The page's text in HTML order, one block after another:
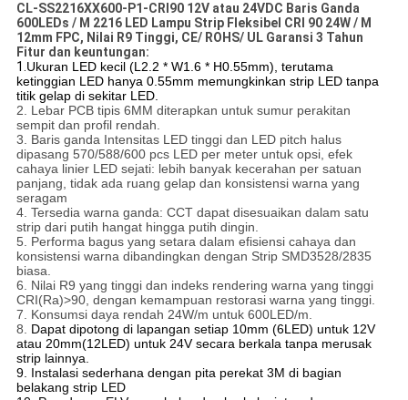
CL-SS2216XX600-P1-CRI90 12V atau 24VDC Baris Ganda
600LEDs / M 2216 LED Lampu Strip Fleksibel CRI 90 24W / M
12mm FPC, Nilai R9 Tinggi, CE/ ROHS/ UL Garansi 3 Tahun
Fitur dan keuntungan:
1.Ukuran LED kecil (L2.2 * W1.6 * H0.55mm), terutama
ketinggian LED hanya 0.55mm memungkinkan strip LED tanpa
titik gelap di sekitar LED.
2. Lebar PCB tipis 6MM diterapkan untuk sumur perakitan
sempit dan profil rendah.
3. Baris ganda Intensitas LED tinggi dan LED pitch halus
dipasang 570/588/600 pcs LED per meter untuk opsi, efek
cahaya linier LED sejati: lebih banyak kecerahan per satuan
panjang, tidak ada ruang gelap dan konsistensi warna yang
seragam
4. Tersedia warna ganda: CCT dapat disesuaikan dalam satu
strip dari putih hangat hingga putih dingin.
5. Performa bagus yang setara dalam efisiensi cahaya dan
konsistensi warna dibandingkan dengan Strip SMD3528/2835
biasa.
6. Nilai R9 yang tinggi dan indeks rendering warna yang tinggi
CRI(Ra)>90, dengan kemampuan restorasi warna yang tinggi.
7. Konsumsi daya rendah 24W/m untuk 600LED/m.
8. Dapat dipotong di lapangan setiap 10mm (6LED) untuk 12V
atau 20mm(12LED) untuk 24V secara berkala tanpa merusak
strip lainnya.
9. Instalasi sederhana dengan pita perekat 3M di bagian
belakang strip LED